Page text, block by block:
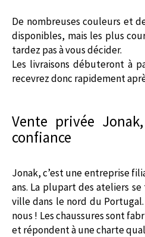
De nombreuses couleurs et
disponibles, mais les plus
tardez pas à vous décider.
Les livraisons débuteront à
recevrez donc rapidement
Vente privée
confiance
Jonak, c’est une entreprise
ans. La plupart des ateliers
ville dans le nord du Portugal.
nous ! Les chaussures sont
et répondent à une charte